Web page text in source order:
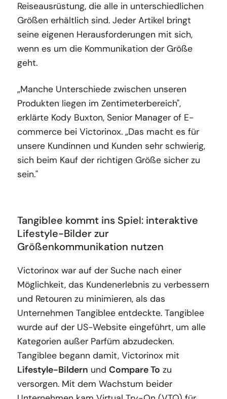
Reiseausrüstung, die alle in unterschiedlichen
Größen erhältlich sind. Jeder Artikel bringt
seine eigenen Herausforderungen mit sich,
wenn es um die Kommunikation der Größe
geht.
„Manche Unterschiede zwischen unseren
Produkten liegen im Zentimeterbereich",
erklärte Kody Buxton, Senior Manager of E-
commerce bei Victorinox. „Das macht es für
unsere Kundinnen und Kunden sehr schwierig,
sich beim Kauf der richtigen Größe sicher zu
sein."
Tangiblee kommt ins Spiel: interaktive
Lifestyle-Bilder zur
Größenkommunikation nutzen
Victorinox war auf der Suche nach einer
Möglichkeit, das Kundenerlebnis zu verbessern
und Retouren zu minimieren, als das
Unternehmen Tangiblee entdeckte. Tangiblee
wurde auf der US-Website eingeführt, um alle
Kategorien außer Parfüm abzudecken.
Tangiblee begann damit, Victorinox mit
Lifestyle-Bildern und Compare To zu
versorgen. Mit dem Wachstum beider